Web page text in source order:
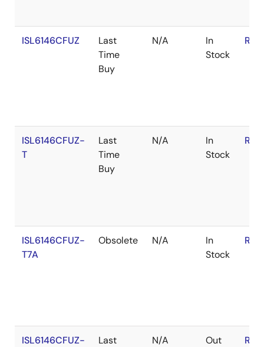
ISL6146CFUZ
Last
Time
Buy
N/A
In
Stock
ISL6146CFUZ-
T
Last
Time
Buy
N/A
In
Stock
ISL6146CFUZ-
T7A
Obsolete N/A
In
Stock
ISL6146CFUZ-
Last
N/A
Out